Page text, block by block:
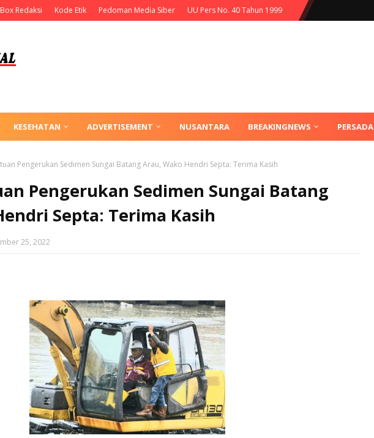
Box Redaksi Kode Etik Pedoman Media Siber UU Pers No. 40 Tahun 1999
KESEHATAN ADVERTISEMENT NUSANTARA BREAKINGNEWS PERSADA
Pengerukan Sedimen Sungai Batang Arau, Wako Hendri Septa: Terima Kasih
Pengerukan Sedimen Sungai Batang
Septa: Terima Kasih
25, 2022